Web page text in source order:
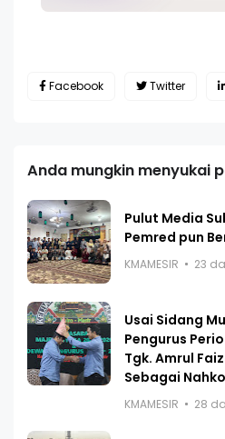
Facebook Twitter
Anda mungkin menyukai
Pulut Media
Pemred pun
KMAMESIR 23
Usai Sidang
Pengurus
Tgk. Amrul
Sebagai
KMAMESIR 28